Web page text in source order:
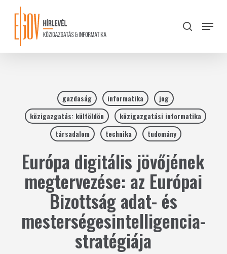
content
search
Menu
gazdaság informatika
jog
közigazgatás: külföldön
közigazgatási informatika
társadalom
technika tudomány
Európa digitális jövőjének
megtervezése: az Európai
Bizottság adat- és
mesterségesintelligencia-
stratégiája
Close